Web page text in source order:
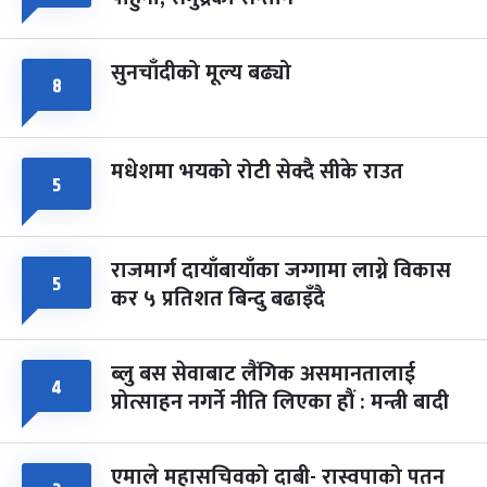
८ सुनचाँदीको मूल्य बढ्यो
५ मधेशमा भयको रोटी सेक्दै सीके राउत
५ राजमार्ग दायाँबायाँका जग्गामा लाग्ने विकास
कर ५ प्रतिशत बिन्दु बढाइँदै
४ ब्लु बस सेवाबाट लैंगिक असमानतालाई
प्रोत्साहन नगर्ने नीति लिएका हौं : मन्त्री बादी
एमाले महासचिवको दाबी- रास्वपाको पतन